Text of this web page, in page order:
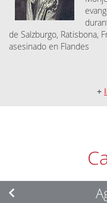
de Salzburgo, Ratisbona,
asesinado en Flandes
+